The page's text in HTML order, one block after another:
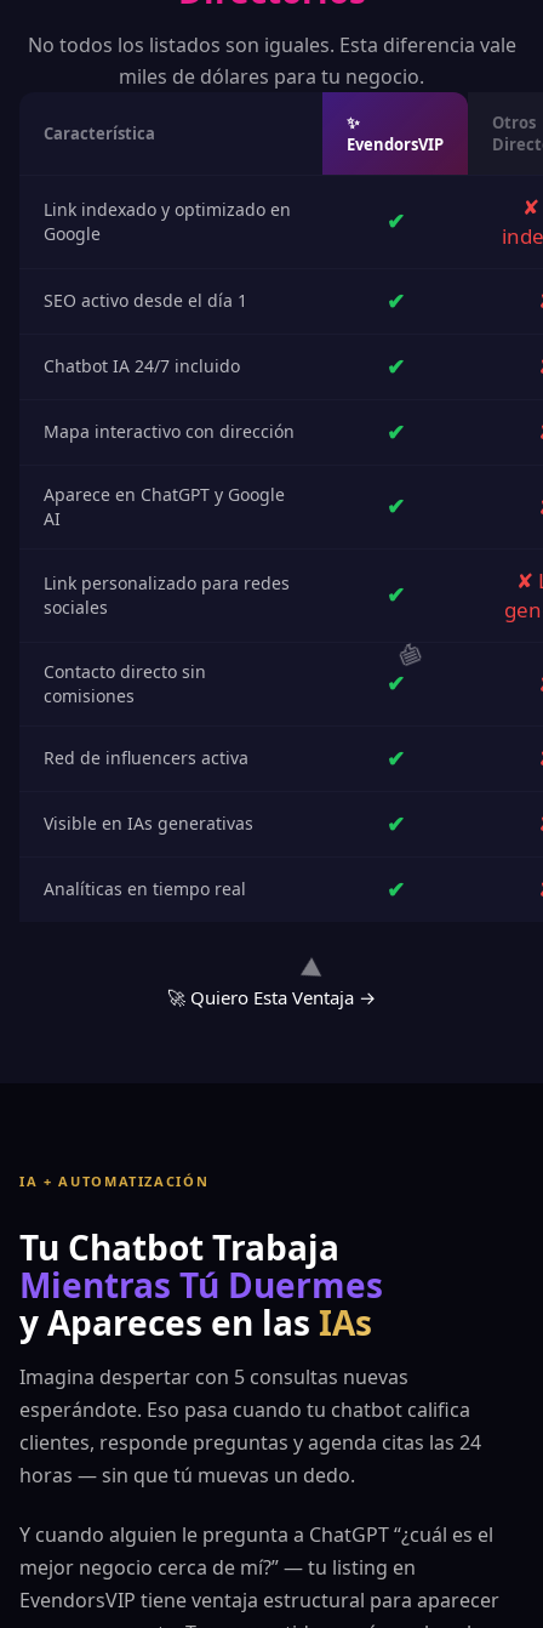
No todos los listados son iguales. Esta diferencia vale
miles de dólares para tu negocio.
Característica
✨
EvendorsVIP
Otros
Link indexado y optimizado en
Google
✔
✘
SEO activo desde el día 1 ✔
Chatbot IA 24/7 incluido ✔
Mapa interactivo con dirección ✔
Aparece en ChatGPT y Google
AI
✔
Link personalizado para redes
sociales
✔
✘
Contacto directo sin
comisiones
✔
Red de influencers activa ✔
Visible en IAs generativas ✔
Analíticas en tiempo real ✔
🚀 Quiero Esta Ventaja →
IA + AUTOMATIZACIÓN
Tu Chatbot Trabaja
Mientras Tú Duermes
y Apareces en las IAs
Imagina despertar con 5 consultas nuevas
esperándote. Eso pasa cuando tu chatbot califica
clientes, responde preguntas y agenda citas las 24
horas — sin que tú muevas un dedo.
Y cuando alguien le pregunta a ChatGPT “¿cuál es el
mejor negocio cerca de mí?” — tu listing en
EvendorsVIP tiene ventaja estructural para aparecer